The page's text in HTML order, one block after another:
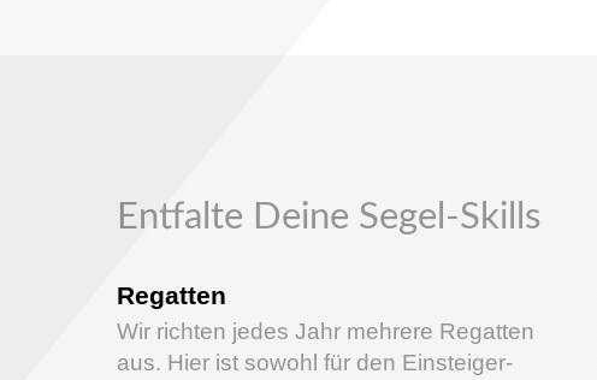
Entfalte Deine Segel-Skills
Regatten
Wir richten jedes Jahr mehrere Regatten
aus. Hier ist sowohl für den Einsteiger-